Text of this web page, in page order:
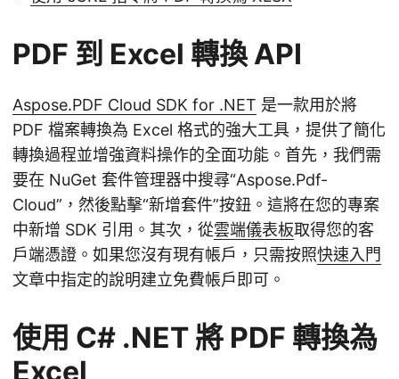
PDF 到 Excel 轉換 API
Aspose.PDF Cloud SDK for .NET 是一款用於將
PDF 檔案轉換為 Excel 格式的強大工具，提供了簡化
轉換過程並增強資料操作的全面功能。首先，我們需
要在 NuGet 套件管理器中搜尋“Aspose.Pdf-
Cloud”，然後點擊“新增套件”按鈕。這將在您的專案
中新增 SDK 引用。其次，從雲端儀表板取得您的客
戶端憑證。如果您沒有現有帳戶，只需按照快速入門
文章中指定的說明建立免費帳戶即可。
使用 C# .NET 將 PDF 轉換為
Excel